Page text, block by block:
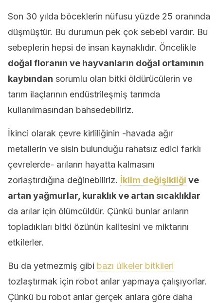
Son 30 yılda böceklerin nüfusu yüzde 25 oranında
düşmüştür. Bu durumun pek çok sebebi vardır. Bu
sebeplerin hepsi de insan kaynaklıdır. Öncelikle
doğal floranın ve hayvanların doğal ortamının
kaybından sorumlu olan bitki öldürücülerin ve
tarım ilaçlarının endüstrileşmiş tarımda
kullanılmasından bahsedebiliriz.
İkinci olarak çevre kirliliğinin -havada ağır
metallerin ve sisin bulunduğu rahatsız edici farklı
çevrelerde- arıların hayatta kalmasını
zorlaştırdığına değinebiliriz. İklim değişikliği ve
artan yağmurlar, kuraklık ve artan sıcaklıklar
da arılar için ölümcüldür. Çünkü bunlar arıların
topladıkları bitki özünün kalitesini ve miktarını
etkilerler.
Bu da yetmezmiş gibi bazı ülkeler bitkileri
tozlaştırmak için robot arılar yapmaya çalışıyorlar.
Çünkü bu robot arılar gerçek arılara göre daha